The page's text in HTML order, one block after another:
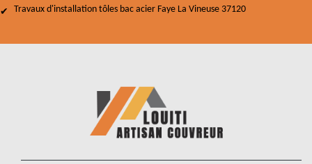
Travaux d'installation tôles bac acier Faye La Vineuse 37120